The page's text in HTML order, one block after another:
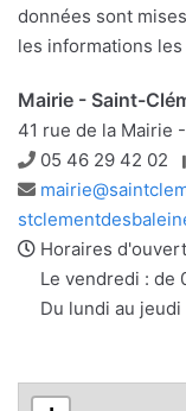
données sont
les informations les
Mairie - Saint-
41 rue de la Mairie
Téléphone
05 46 29 42 02
Adresse
e-
mail
Horaires
Le vendredi : de
Du lundi au jeudi